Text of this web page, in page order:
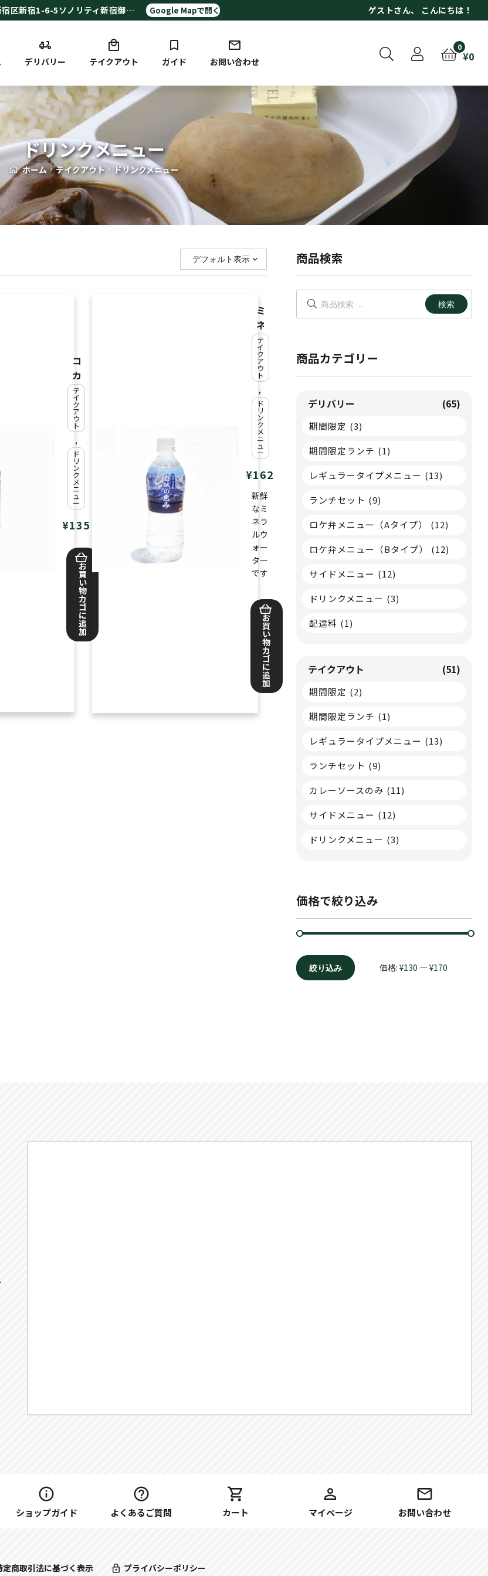
東京都新宿区新宿1-6-5ソノリティ新宿御苑ビル地下1F Google Mapで開く ゲストさん、 こんにちは！
デリバリー テイクアウト ガイド お問い合わせ
0
¥0
ドリンクメニュー
ホーム テイクアウト ドリンクメニュー
コ
カ
・
コ
ー
ラ
テ
イ
ク
ア
ウ
ト
,
ド
リ
ン
ク
メ
ニ
ュ
ー
¥135
お
買
い
物
カ
ゴ
に
追
加
ミ
ネ
ラ
ル
ウ
ォ
ー
タ
ー
テ
イ
ク
ア
ウ
ト
,
ド
リ
ン
ク
メ
ニ
ュ
ー
¥162
新鮮
なミ
ネラ
ルウ
ォー
ター
です
お
買
い
物
カ
ゴ
に
追
加
商品検索
対
検索
商品カテゴリー
デリバリー (65)
期間限定 (3)
期間限定ランチ (1)
レギュラータイプメニュー (13)
ランチセット (9)
ロケ弁メニュー（Aタイプ）
(12)
ロケ弁メニュー（Bタイプ）
(12)
サイドメニュー (12)
ドリンクメニュー (3)
配達料 (1)
テイクアウト (51)
期間限定 (2)
期間限定ランチ (1)
レギュラータイプメニュー (13)
ランチセット (9)
カレーソースのみ (11)
サイドメニュー (12)
ドリンクメニュー (3)
価格で絞り込み
最
最
絞り込み 価格: ¥130 — ¥170
ショップガイド よくあるご質問 カート マイページ お問い合わせ
定商取引法に基づく表示 プライバシーポリシー